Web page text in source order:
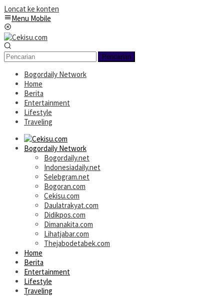
Loncat ke konten
Menu Mobile
Pencarian
Bogordaily Network
Home
Berita
Entertainment
Lifestyle
Traveling
Bogordaily Network
Bogordaily.net
Indonesiadaily.net
Selebgram.net
Bogoran.com
Cekisu.com
Daulatrakyat.com
Didikpos.com
Dimanakita.com
Lihatjabar.com
Thejabodetabek.com
Home
Berita
Entertainment
Lifestyle
Traveling